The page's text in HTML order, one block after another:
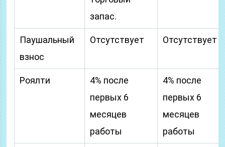
запас.
Паушальный
взнос
Отсутствует Отсутствует
Роялти
4% после
первых 6
месяцев
работы
4% после
первых 6
месяцев
работы